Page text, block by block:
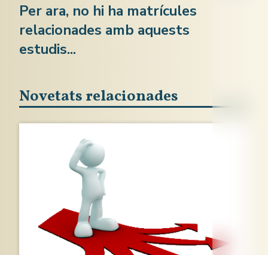
Per ara, no hi ha matrícules
relacionades amb aquests
estudis...
Novetats relacionades